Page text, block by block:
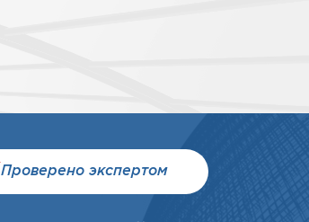
Проверено экспертом